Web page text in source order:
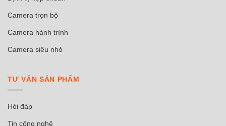
Camera trọn bộ
Camera hành trình
Camera siêu nhỏ
TƯ VẤN SẢN PHẨM
Hỏi đáp
Tin công nghệ